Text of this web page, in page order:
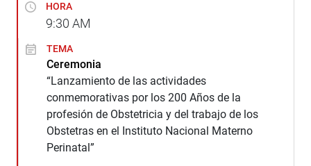
HORA
9:30 AM
TEMA
Ceremonia
“Lanzamiento de las actividades
conmemorativas por los 200 Años de la
profesión de Obstetricia y del trabajo de los
Obstetras en el Instituto Nacional Materno
Perinatal”